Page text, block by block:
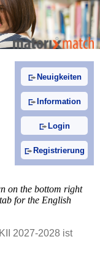
Neuigkeiten
Information
Login
Registrierung
on the bottom right
for the English
2027-2028 ist